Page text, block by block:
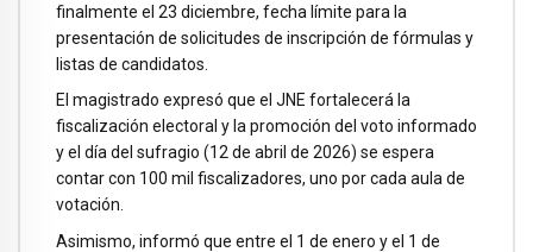
finalmente el 23 diciembre, fecha límite para la
presentación de solicitudes de inscripción de fórmulas y
listas de candidatos.
El magistrado expresó que el JNE fortalecerá la
fiscalización electoral y la promoción del voto informado
y el día del sufragio (12 de abril de 2026) se espera
contar con 100 mil fiscalizadores, uno por cada aula de
votación.
Asimismo, informó que entre el 1 de enero y el 1 de